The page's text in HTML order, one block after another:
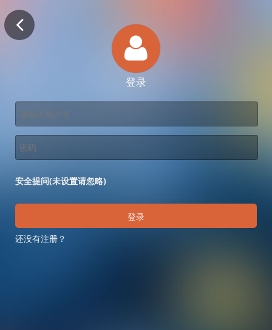
登录
安全提问(未设置请忽略)
登录
还没有注册？